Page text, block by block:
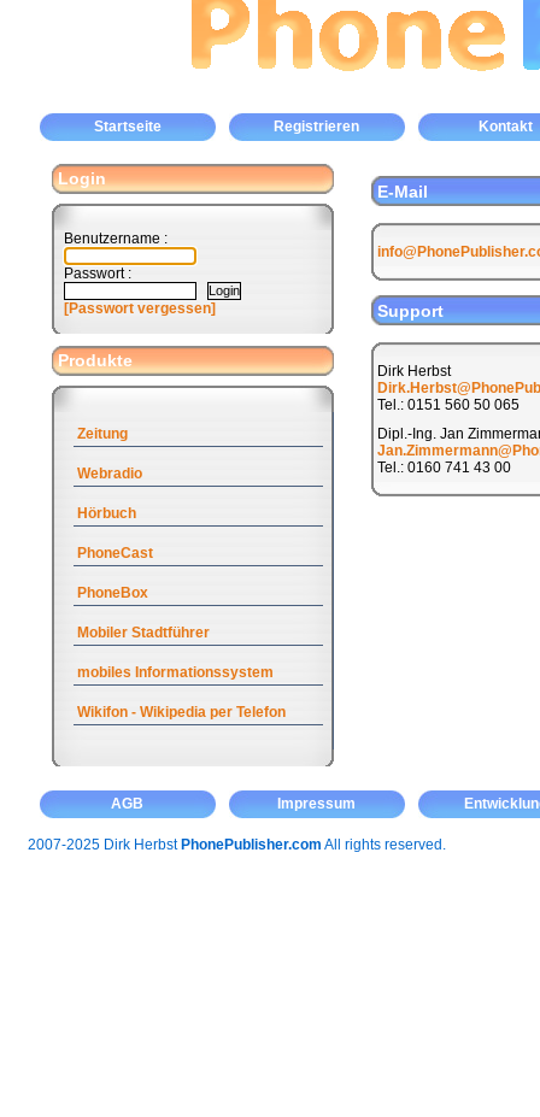
Startseite Registrieren Kontakt
Login
Benutzername :
Passwort :
[Passwort vergessen]
Produkte
Zeitung
Webradio
Hörbuch
PhoneCast
PhoneBox
Mobiler Stadtführer
mobiles Informationssystem
Wikifon - Wikipedia per Telefon
E-Mail
Support
Dirk Herbst
Tel.: 0151 560 50 065
Dipl.-Ing. Jan
Tel.: 0160 741 43 00
AGB Impressum
2007-2025 Dirk Herbst PhonePublisher.com All rights reserved.